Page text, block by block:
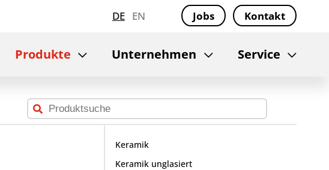
DE EN Jobs Kontakt
Produkte Unternehmen Service
Keramik
Keramik unglasiert